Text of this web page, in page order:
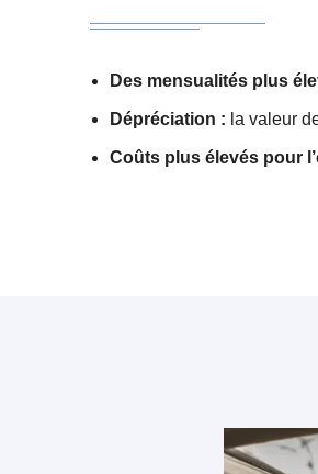
Des mensualités plus
Dépréciation : la valeur
Coûts plus élevés pour